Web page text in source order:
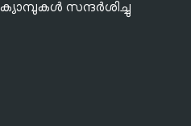
സന്ദര്‍ശിച്ചു